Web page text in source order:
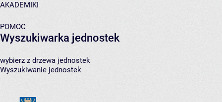
AKADEMIKI
POMOC
Wyszukiwarka jednostek
wybierz z drzewa jednostek
Wyszukiwanie jednostek